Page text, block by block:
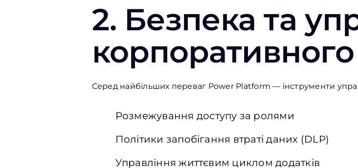
2. Безпека та
корпоративного
Серед найбільших переваг Power Platform — інструменти
Розмежування доступу за ролями
Політики запобігання втраті даних (DLP)
Управління життєвим циклом додатків